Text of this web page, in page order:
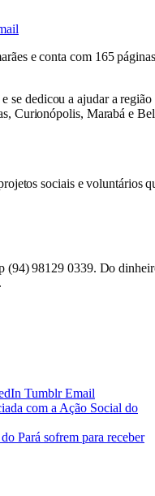
e conta com 165
dedicou a ajudar a
Curionópolis, Marabá e
sociais e voluntários
(94) 98129 0339. Do
Tumblr Email
com a Ação Social do
Pará sofrem para receber